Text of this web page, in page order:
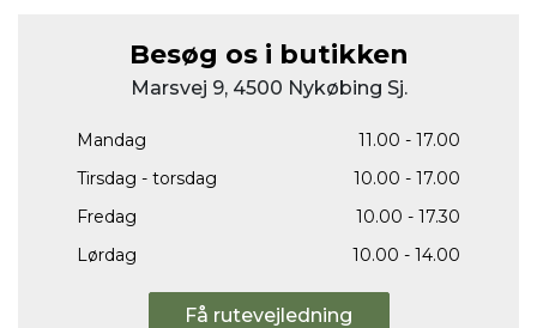
Besøg os i butikken
Marsvej 9, 4500 Nykøbing Sj.
Mandag
11.00 - 17.00
Tirsdag - torsdag
10.00 - 17.00
Fredag
10.00 - 17.30
Lørdag
10.00 - 14.00
Få rutevejledning